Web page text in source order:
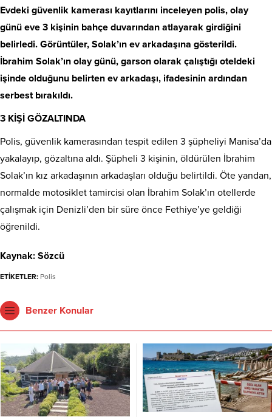
Evdeki güvenlik kamerası kayıtlarını inceleyen polis, olay
günü eve 3 kişinin bahçe duvarından atlayarak girdiğini
belirledi. Görüntüler, Solak’ın ev arkadaşına gösterildi.
İbrahim Solak’ın olay günü, garson olarak çalıştığı oteldeki
işinde olduğunu belirten ev arkadaşı, ifadesinin ardından
serbest bırakıldı.
3 KİŞİ GÖZALTINDA
Polis, güvenlik kamerasından tespit edilen 3 şüpheliyi Manisa’da
yakalayıp, gözaltına aldı. Şüpheli 3 kişinin, öldürülen İbrahim
Solak’ın kız arkadaşının arkadaşları olduğu belirtildi. Öte yandan,
normalde motosiklet tamircisi olan İbrahim Solak’ın otellerde
çalışmak için Denizli’den bir süre önce Fethiye’ye geldiği
öğrenildi.
Kaynak: Sözcü
ETİKETLER: Polis
Benzer Konular